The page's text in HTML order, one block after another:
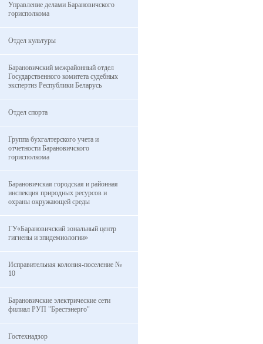
Управление делами Барановичского
горисполкома
Отдел культуры
Барановичский межрайонный отдел
Государственного комитета судебных
экспертиз Республики Беларусь
Отдел спорта
Группа бухгалтерского учета и
отчетности Барановичского
горисполкома
Барановичская городская и районная
инспекция природных ресурсов и
охраны окружающей среды
ГУ«Барановичский зональный центр
гигиены и эпидемиологии»
Исправительная колония-поселение №
10
Барановичские электрические сети
филиал РУП "Брестэнерго"
Гостехнадзор